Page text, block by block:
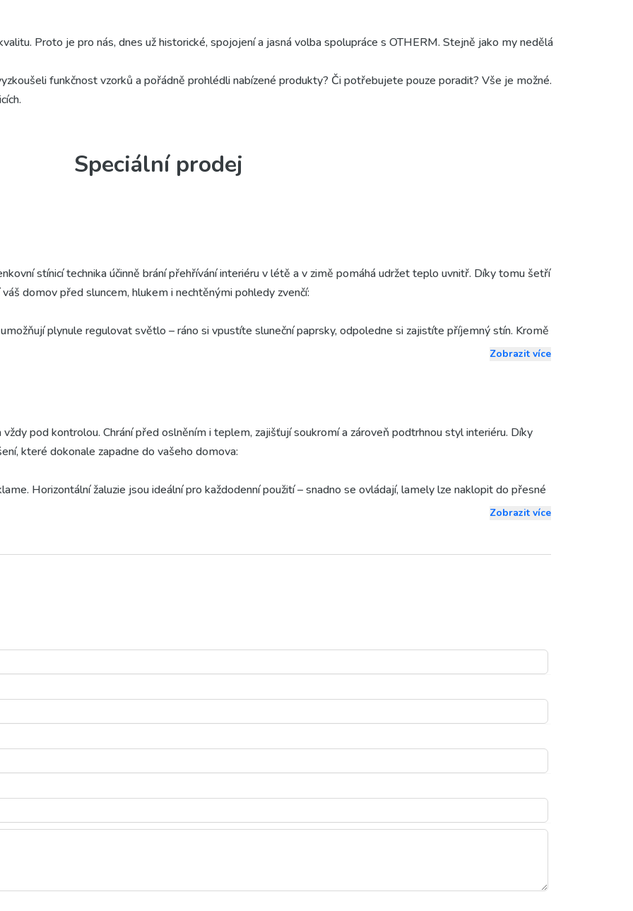
Proto je pro nás, dnes už historické, spojojení a jasná volba spolupráce s OTHERM. Stejně jako my nedělá
funkčnost vzorků a pořádně prohlédli nabízené produkty? Či potřebujete pouze poradit? Vše je možné.
Speciální prodej
stínicí technika účinně brání přehřívání interiéru v létě a v zimě pomáhá udržet teplo uvnitř. Díky tomu šetří
domov před sluncem, hlukem i nechtěnými pohledy zvenčí:
plynule regulovat světlo – ráno si vpustíte sluneční paprsky, odpoledne si zajistíte příjemný stín. Kromě
který podtrhne vzhled domu. Jsou ideální volbou pro všechny, kdo chtějí spojit funkčnost s estetikou.Zobrazit více
pod kontrolou. Chrání před oslněním i teplem, zajišťují soukromí a zároveň podtrhnou styl interiéru. Díky
které dokonale zapadne do vašeho domova:
Horizontální žaluzie jsou ideální pro každodenní použití – snadno se ovládají, lamely lze naklopit do přesné
praktičnosti vynikají i jednoduchou údržbou – stačí je otřít vlhkým hadříkem a vypadají jako nové.Zobrazit více